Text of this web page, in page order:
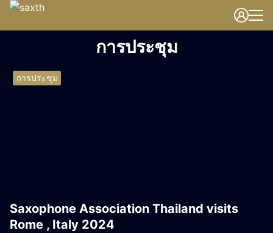
Skip
การประชุม
การประชุม
Saxophone Association Thailand visits
Rome , Italy 2024